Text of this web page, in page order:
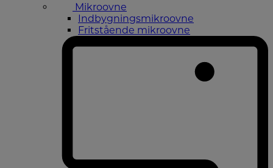
Mikroovne
Indbygningsmikroovne
Fritstående mikroovne